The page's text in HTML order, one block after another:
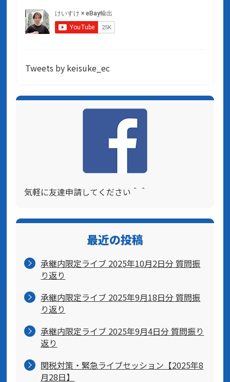
Tweets by keisuke_ec
気軽に友達申請してください＾＾
最近の投稿
承継内限定ライブ 2025年10月2日分 質問振
り返り
承継内限定ライブ 2025年9月18日分 質問振
り返り
承継内限定ライブ 2025年9月4日分 質問振り
返り
関税対策・緊急ライブセッション【2025年8
月28日】